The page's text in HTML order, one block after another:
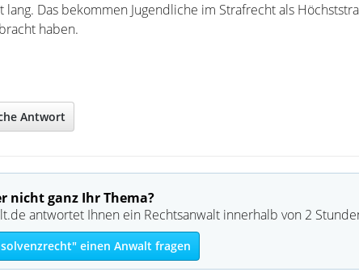
lang. Das bekommen Jugendliche im Strafrecht als
haben.
e Antwort
nicht ganz Ihr Thema?
antwortet Ihnen ein Rechtsanwalt innerhalb von 2
einen Anwalt fragen